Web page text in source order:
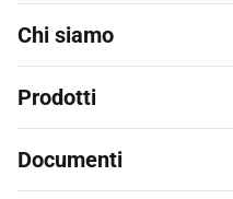
Chi siamo
Prodotti
Documenti